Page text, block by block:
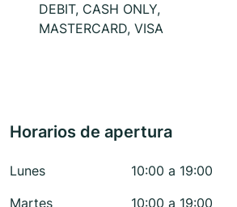
DEBIT, CASH ONLY,
MASTERCARD, VISA
Horarios de apertura
Lunes
10:00 a 19:00
Martes
10:00 a 19:00